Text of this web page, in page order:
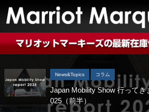
News&Topics コラム
Japan Mobility Show 行ってき
025（前半）